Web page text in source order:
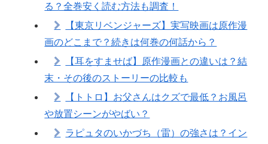
る？全巻安く読む方法も調査！
【東京リベンジャーズ】実写映画は原作漫
画のどこまで？続きは何巻の何話から？
【耳をすませば】原作漫画との違いは？結
末・その後のストーリーの比較も
【トトロ】お父さんはクズで最低？お風呂
や放置シーンがやばい？
ラピュタのいかづち（雷）の強さは？イン